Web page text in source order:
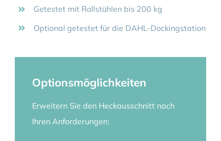
Getestet mit Rollstühlen bis 200 kg
Optional getestet für die DAHL-Dockingstation
Optionsmöglichkeiten
Erweitern Sie den Heckausschnitt nach
Ihren Anforderungen: